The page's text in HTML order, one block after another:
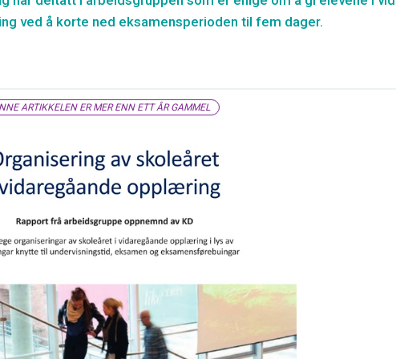
ved å korte ned eksamensperioden til fem dager.
ARTIKKELEN ER MER ENN ETT ÅR GAMMEL